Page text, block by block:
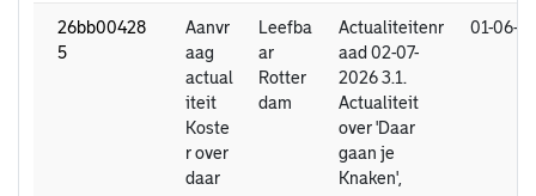
26bb00428
5
Aanvr
aag
actual
iteit
Koste
r over
daar
Leefba
ar
Rotter
dam
Actualiteitenr
aad 02-07-
2026 3.1.
Actualiteit
over 'Daar
gaan je
Knaken',
01-06-